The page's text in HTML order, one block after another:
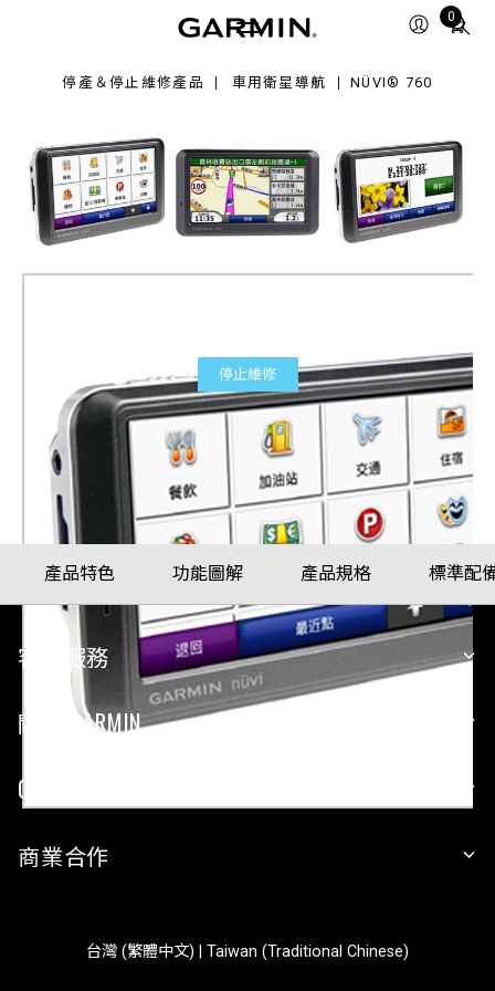
0
Total
停產＆停止維修產品 車用衛星導航 NÜVI® 760
停止維修
nüvi® 760
產品料號 010-00657-60
產品特色 功能圖解 產品規格 標準配
客戶服務
關於 GARMIN
GARMIN 平台
商業合作
台灣 (繁體中文) | Taiwan (Traditional Chinese)